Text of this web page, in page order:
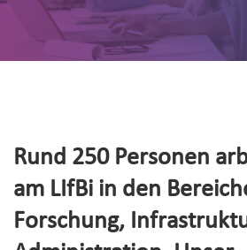
Rund 250 Personen
am LIfBi in den
Forschung,